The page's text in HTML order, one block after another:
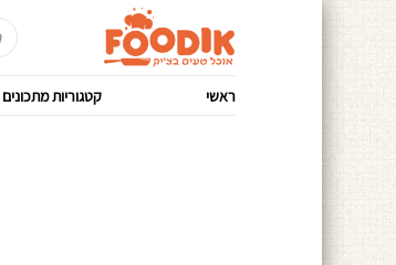
ראשי קטגוריות מתכונים